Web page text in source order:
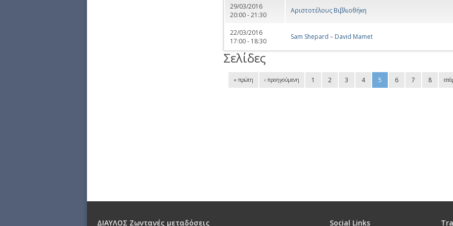
29/03/2016
20:00 - 21:30
Αριστοτέλους Βιβλιοθήκη
22/03/2016
17:00 - 18:30
Sam Shepard – David Mamet
Σελίδες
« πρώτη ‹ προηγούμενη 1 2 3 4 5 6 7 8
ΔΙΑΥΛΟΣ Ζωντανές μεταδόσεις Social Links